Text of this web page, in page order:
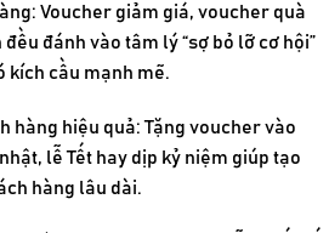
Voucher giảm giá, voucher quà
đánh vào tâm lý “sợ bỏ lỡ cơ hội”
kích cầu mạnh mẽ.
hàng hiệu quả: Tặng voucher vào
lễ Tết hay dịp kỷ niệm giúp tạo
hàng lâu dài.